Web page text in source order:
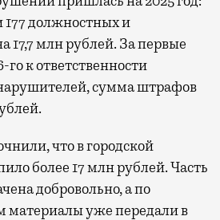
177 должностных и
17,7 млн рублей. За первые
к ответственности
сумма штрафов
что в городской
более 17 млн рублей. Часть
добровольно, а по
материалы уже передали в